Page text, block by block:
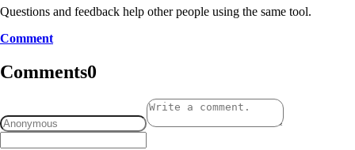
Questions and feedback help other people using the same tool.
Comment
Comments0